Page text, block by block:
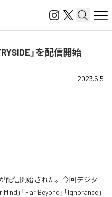
」を配信開始
2023.5.5
が配信開始された。今回デジタ
」「Far Beyond」「Ignorance」